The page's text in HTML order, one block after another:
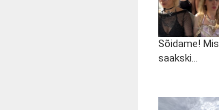
Sõidame! Mis
saakski...